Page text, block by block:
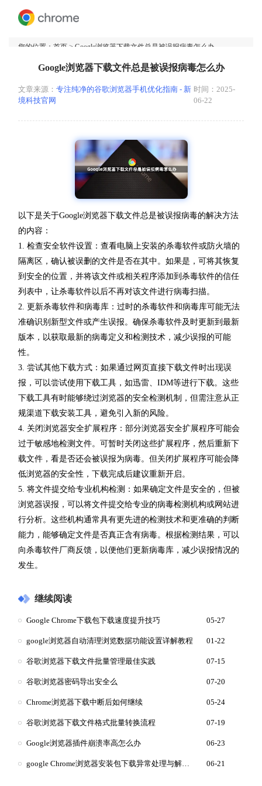
您的位置： 首页 > Google浏览器下载文件总是被误报病毒怎么办
Google浏览器下载文件总是被误报病毒怎么办
文章来源： 专注纯净的谷歌浏览器手机优化指南 - 新
境科技官网
时间：2025-
06-22
以下是关于Google浏览器下载文件总是被误报病毒的解决方法
的内容：
1. 检查安全软件设置：查看电脑上安装的杀毒软件或防火墙的
隔离区，确认被误删的文件是否在其中。如果是，可将其恢复
到安全的位置，并将该文件或相关程序添加到杀毒软件的信任
列表中，让杀毒软件以后不再对该文件进行病毒扫描。
2. 更新杀毒软件和病毒库：过时的杀毒软件和病毒库可能无法
准确识别新型文件或产生误报。确保杀毒软件及时更新到最新
版本，以获取最新的病毒定义和检测技术，减少误报的可能
性。
3. 尝试其他下载方式：如果通过网页直接下载文件时出现误
报，可以尝试使用下载工具，如迅雷、IDM等进行下载。这些
下载工具有时能够绕过浏览器的安全检测机制，但需注意从正
规渠道下载安装工具，避免引入新的风险。
4. 关闭浏览器安全扩展程序：部分浏览器安全扩展程序可能会
过于敏感地检测文件。可暂时关闭这些扩展程序，然后重新下
载文件，看是否还会被误报为病毒。但关闭扩展程序可能会降
低浏览器的安全性，下载完成后建议重新开启。
5. 将文件提交给专业机构检测：如果确定文件是安全的，但被
浏览器误报，可以将文件提交给专业的病毒检测机构或网站进
行分析。这些机构通常具有更先进的检测技术和更准确的判断
能力，能够确定文件是否真正含有病毒。根据检测结果，可以
向杀毒软件厂商反馈，以便他们更新病毒库，减少误报情况的
发生。
继续阅读
Google Chrome下载包下载速度提升技巧 05-27
google浏览器自动清理浏览数据功能设置详解教程 01-22
谷歌浏览器下载文件批量管理最佳实践 07-15
谷歌浏览器密码导出安全么 07-20
Chrome浏览器下载中断后如何继续 05-24
谷歌浏览器下载文件格式批量转换流程 07-19
Google浏览器插件崩溃率高怎么办 06-23
google Chrome浏览器安装包下载异常处理与解决方案 06-21